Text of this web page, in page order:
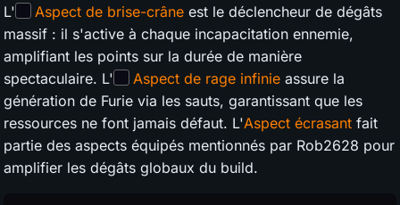
L' Aspect de brise-crâne est le déclencheur de dégâts
massif : il s'active à chaque incapacitation ennemie,
amplifiant les points sur la durée de manière
spectaculaire. L'
Aspect de rage infinie assure la
génération de Furie via les sauts, garantissant que les
ressources ne font jamais défaut. L'Aspect écrasant fait
partie des aspects équipés mentionnés par Rob2628 pour
amplifier les dégâts globaux du build.